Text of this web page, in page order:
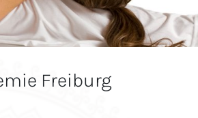
Freiburg